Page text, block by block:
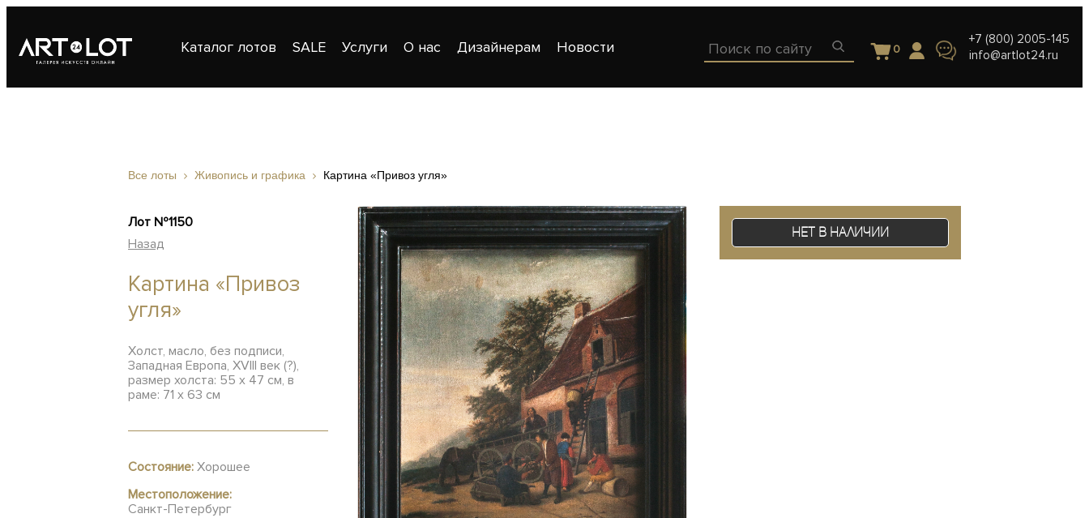
Каталог лотов SALE Услуги О нас Дизайнерам Новости 0
+7 (800) 2005-145
info@artlot24.ru
Все лоты Живопись и графика Картина «Привоз угля»
Лот №1150
Назад
Картина «Привоз
угля»
Холст, масло, без подписи,
Западная Европа, ХVIII век (?),
размер холста: 55 х 47 см, в
раме: 71 х 63 см
Состояние: Хорошее
Местоположение:
Санкт-Петербург
Нет в наличии